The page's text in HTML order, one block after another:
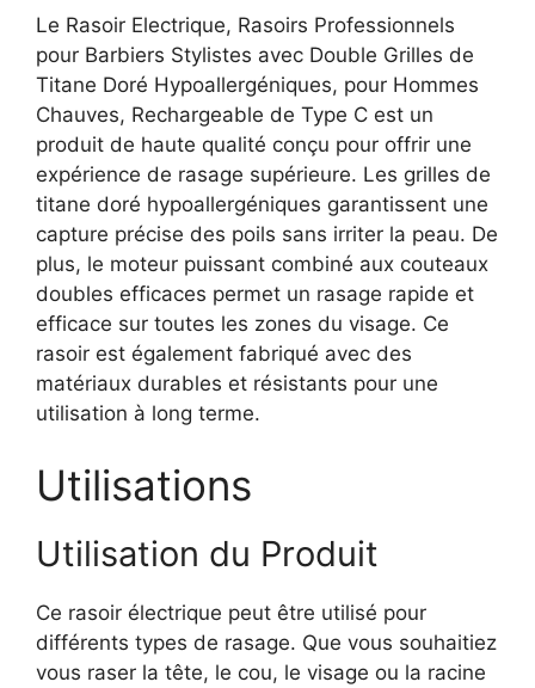
Le Rasoir Electrique, Rasoirs Professionnels
pour Barbiers Stylistes avec Double Grilles de
Titane Doré Hypoallergéniques, pour Hommes
Chauves, Rechargeable de Type C est un
produit de haute qualité conçu pour offrir une
expérience de rasage supérieure. Les grilles de
titane doré hypoallergéniques garantissent une
capture précise des poils sans irriter la peau. De
plus, le moteur puissant combiné aux couteaux
doubles efficaces permet un rasage rapide et
efficace sur toutes les zones du visage. Ce
rasoir est également fabriqué avec des
matériaux durables et résistants pour une
utilisation à long terme.
Utilisations
Utilisation du Produit
Ce rasoir électrique peut être utilisé pour
différents types de rasage. Que vous souhaitiez
vous raser la tête, le cou, le visage ou la racine